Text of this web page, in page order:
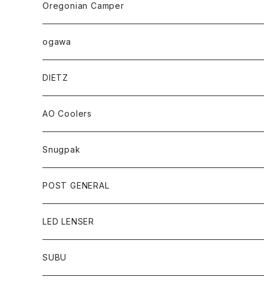
Oregonian Camper
ogawa
DIETZ
AO Coolers
Snugpak
POST GENERAL
LED LENSER
SUBU